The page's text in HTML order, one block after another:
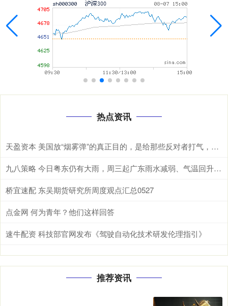
热点资讯
天盈资本 美国放“烟雾弹”的真正目的，是给那些反对者打气，同时给中英关系添堵
九八策略 今日粤东仍有大雨，周三起广东雨水减弱、气温回升 | 天气早知道
桥宜速配 东吴期货研究所周度观点汇总0527
点金网 何为青年？他们这样回答
速牛配资 科技部官网发布《驾驶自动化技术研发伦理指引》
推荐资讯